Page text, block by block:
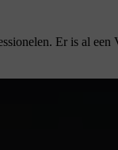
Er is al